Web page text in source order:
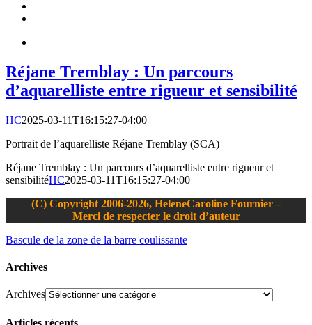
Réjane Tremblay : Un parcours
d’aquarelliste entre rigueur et sensibilité
HC2025-03-11T16:15:27-04:00
Portrait de l’aquarelliste Réjane Tremblay (SCA)
Réjane Tremblay : Un parcours d’aquarelliste entre rigueur et
sensibilitéHC2025-03-11T16:15:27-04:00
(C) Copyright 2006-2026, HeleneCaroline Fournier –
Merci de respecter le droit d’auteur
Bascule de la zone de la barre coulissante
Archives
Archives
Articles récents